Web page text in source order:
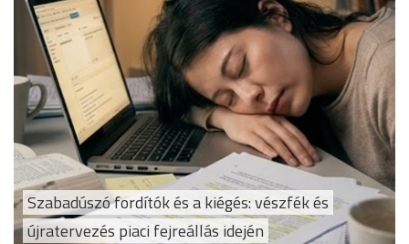
Szabadúszó fordítók és a kiégés: vészfék és
újratervezés piaci fejreállás idején